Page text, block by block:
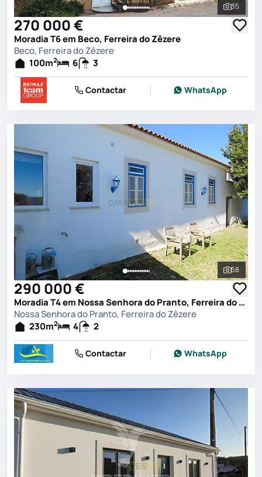
Ver
35
270 000 €
Moradia T6 em Beco, Ferreira do Zêzere
Beco, Ferreira do Zêzere
100m2 6 3
Contactar WhatsApp
Ver
58
290 000 €
Moradia T4 em Nossa Senhora do Pranto, Ferreira do Zêzere
Nossa Senhora do Pranto, Ferreira do Zêzere
230m2 4 2
Contactar WhatsApp